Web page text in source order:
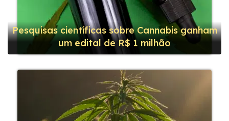
Pesquisas científicas sobre Cannabis ganham
um edital de R$ 1 milhão